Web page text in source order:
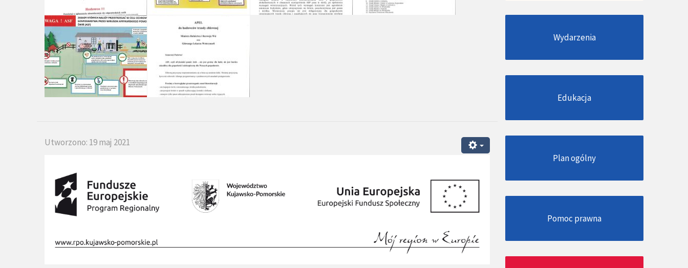
Utworzono: 19 maj 2021
Wydarzenia
Edukacja
Plan ogólny
Pomoc prawna